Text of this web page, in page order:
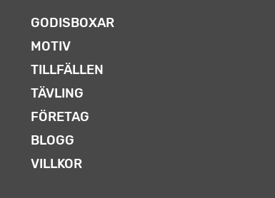
GODISBOXAR
MOTIV
TILLFÄLLEN
TÄVLING
FÖRETAG
BLOGG
VILLKOR